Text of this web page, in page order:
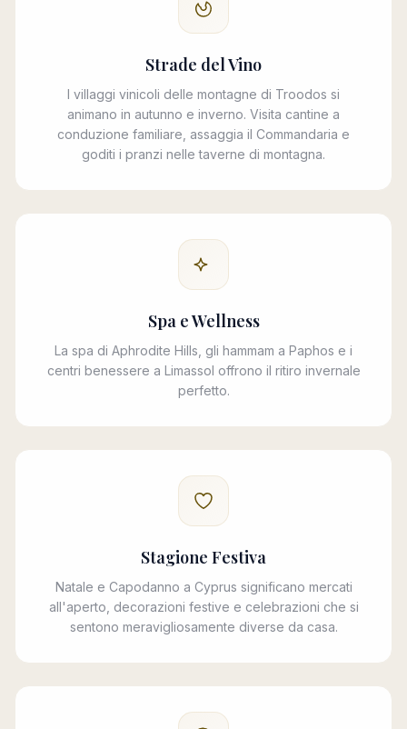
Strade del Vino
I villaggi vinicoli delle montagne di Troodos si
animano in autunno e inverno. Visita cantine a
conduzione familiare, assaggia il Commandaria e
goditi i pranzi nelle taverne di montagna.
Spa e Wellness
La spa di Aphrodite Hills, gli hammam a Paphos e i
centri benessere a Limassol offrono il ritiro invernale
perfetto.
Stagione Festiva
Natale e Capodanno a Cyprus significano mercati
all'aperto, decorazioni festive e celebrazioni che si
sentono meravigliosamente diverse da casa.